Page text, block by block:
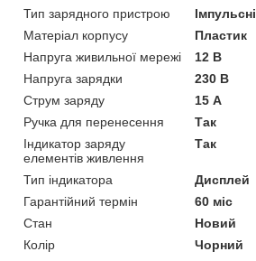
Тип зарядного пристрою
Імпульсні
Матеріал корпусу
Пластик
Напруга живильної мережі
12 В
Напруга зарядки
230 В
Струм заряду
15 А
Ручка для перенесення
Так
Індикатор заряду
елементів живлення
Так
Тип індикатора
Дисплей
Гарантійний термін
60 міс
Стан
Новий
Колір
Чорний